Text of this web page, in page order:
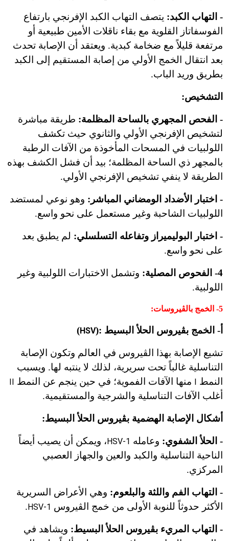
- التهاب الكبد: يتصف التهاب الكبد الإفرنجي بارتفاع
الفوسفاتاز القلوية مع بقاء ناقلات الأمين طبيعية أو
مرتفعة قليلاً مع ضخامة كبدية. ويعتقد أن الإصابة تحدث
بعد انتقال الخمج الأولي من إصابة المستقيم إلى الكبد
بطريق وريد الباب.
التشخيص:
- الفحص المجهري بالساحة المظلمة: طريقة مباشرة
لتشخيص الإفرنجي الأولي والثانوي حيث تكشف
اللولبيات في المسحات المأخوذة من الآفات الرطبة
بالمجهر ذي الساحة المظلمة؛ بيد أن فشل الكشف بهذه
الطريقة لا ينفي تشخيص الإفرنجي الأولي.
- اختبار الأضداد الومضاني المباشر: وهو نوعي لمستضد
اللولبيات الشاحبة وغير مستعمل على نحو واسع.
- اختبار البوليميراز وتفاعله التسلسلي: لم يطبق بعد
على نحو واسع.
4- الفحوص المصلية:
وتشمل الاختبارات اللولبية وغير
اللولبية.
5- الخمج بالڤيروسات:
أ- الخمج بڤيروس الحلأ البسيط :(HSV
)
تشيع الإصابة بهذا الڤيروس في العالم وتكون الإصابة
التناسلية غالباً تحت سريرية، لذلك لا ينتبه لها. ويسبب
النمط I منها الآفات الفموية؛ في حين ينجم عن النمط II
أغلب الآفات التناسلية والشرجية والمستقيمية.
أشكال الإصابة الهضمية بڤيروس الحلأ البسيط:
- الحلأ الشفوي: وعامله HSV-1، ويمكن أن يصيب أيضاً
الناحية التناسلية والكبد والعين والجهاز العصبي
المركزي.
- التهاب الفم واللثة والبلعوم: وهي الأعراض السريرية
الأكثر حدوثاً للنوبة الأولى من خمج الڤيروس HSV-1
.
- التهاب المريء بڤيروس الحلأ البسيط: ويشاهد في